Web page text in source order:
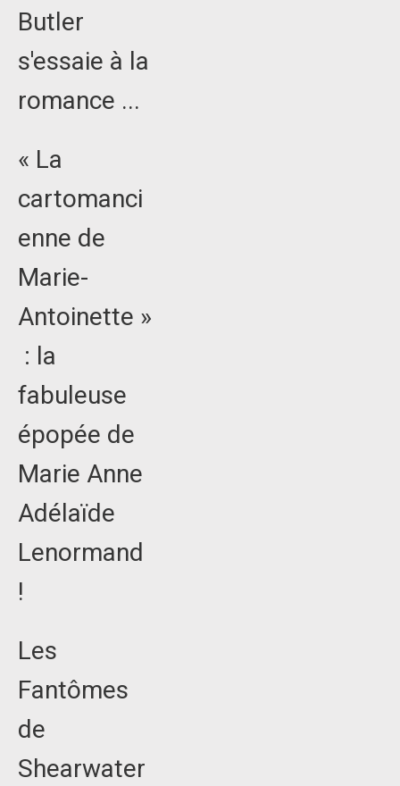
Butler
s'essaie à la
romance ...
« La
cartomanci
enne de
Marie-
Antoinette »
: la
fabuleuse
épopée de
Marie Anne
Adélaïde
Lenormand
!
Les
Fantômes
de
Shearwater